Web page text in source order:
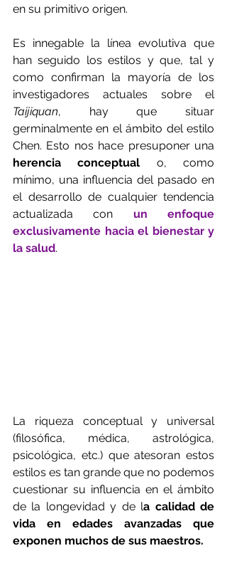
en su primitivo origen.
Es innegable la línea evolutiva que
han seguido los estilos y que, tal y
como confirman la mayoría de los
investigadores actuales sobre el
Taijiquan, hay que situar
germinalmente en el ámbito del estilo
herencia conceptual o, como
mínimo, una influencia del pasado en
el desarrollo de cualquier tendencia
actualizada con un enfoque
exclusivamente hacia el bienestar y
la salud.
La riqueza conceptual y universal
(filosófica, médica, astrológica,
psicológica, etc.) que atesoran estos
estilos es tan grande que no podemos
cuestionar su influencia en el ámbito
de la longevidad y de la calidad de
vida en edades avanzadas que
exponen muchos de sus maestros.